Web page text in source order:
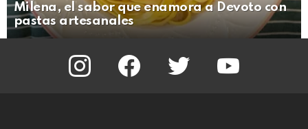
Milena, el sabor que enamora a Devoto con
pastas artesanales
instagram facebook twitter youtube